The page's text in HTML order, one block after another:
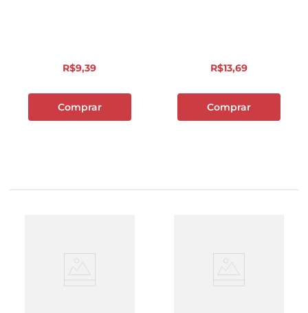
R$9,39
Comprar
R$13,69
Comprar